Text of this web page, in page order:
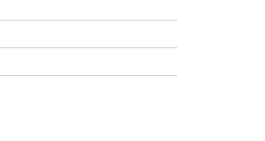
、ヒアルロン酸Ｎａ、マコンブエキス、ラウロイ
、キシリトール、クオタニウム－９０ベントナイ